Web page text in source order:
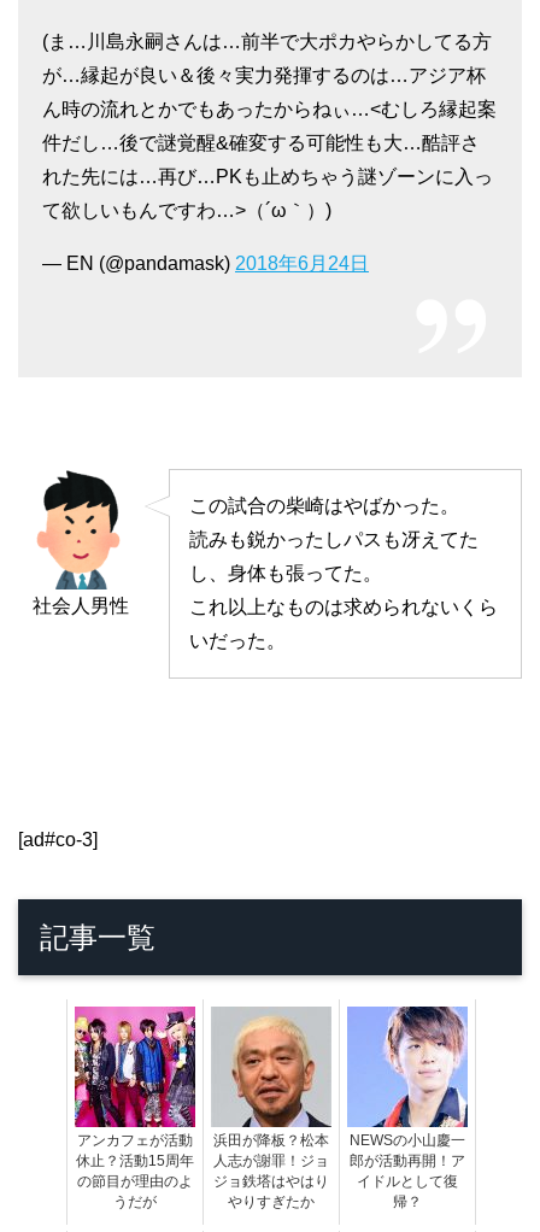
(ま…川島永嗣さんは…前半で大ポカやらかしてる方
が…縁起が良い＆後々実力発揮するのは…アジア杯
ん時の流れとかでもあったからねぃ…<むしろ縁起案
件だし…後で謎覚醒&確変する可能性も大…酷評さ
れた先には…再び…PKも止めちゃう謎ゾーンに入っ
て欲しいもんですわ…>（´ω｀）)
— EN (@pandamask) 2018年6月24日
社会人男性
この試合の柴崎はやばかった。
読みも鋭かったしパスも冴えてた
し、身体も張ってた。
これ以上なものは求められないくら
いだった。
[ad#co-3]
記事一覧
アンカフェが活動
休止？活動15周年
の節目が理由のよ
うだが
浜田が降板？松本
人志が謝罪！ジョ
ジョ鉄塔はやはり
やりすぎたか
NEWSの小山慶一
郎が活動再開！ア
イドルとして復
帰？